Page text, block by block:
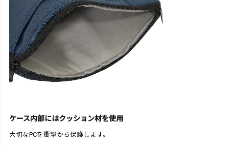
ケース内部にはクッション材を使用
大切なPCを衝撃から保護します。